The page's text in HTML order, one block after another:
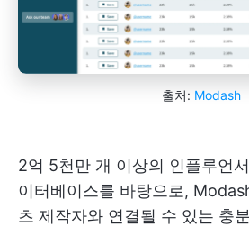
출처: Modash
2억 5천만 개 이상의 인플루언
이터베이스를 바탕으로,
츠 제작자와 연결될 수 있는 충